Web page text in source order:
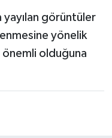
görüntüler
yönelik
önemli olduğuna